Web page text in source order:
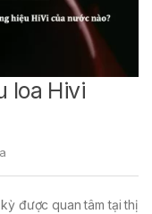
loa Hivi
được quan tâm tại thị